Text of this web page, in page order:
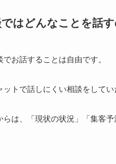
はどんなことを話す
でお話することは自由です。
ットで話しにくい相談をして
らは、「現状の状況」「集客